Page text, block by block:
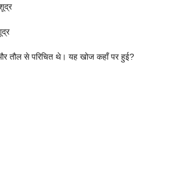
तौल से परिचित थे। यह खोज कहाँ पर हुई?